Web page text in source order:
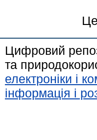
Цифровий
та
електроніки і
інформація і